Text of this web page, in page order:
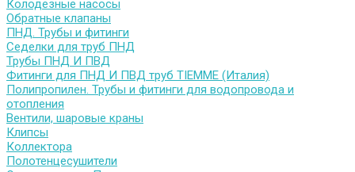
Колодезные насосы
Обратные клапаны
ПНД. Трубы и фитинги
Седелки для труб ПНД
Трубы ПНД И ПВД
Фитинги для ПНД И ПВД труб TIEMME (Италия)
Полипропилен. Трубы и фитинги для водопровода и
отопления
Вентили, шаровые краны
Клипсы
Коллектора
Полотенцесушители